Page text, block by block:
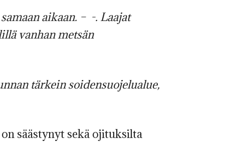
aikaan. – -. Laajat
vanhan metsän
tärkein soidensuojelualue,
säästynyt sekä ojituksilta